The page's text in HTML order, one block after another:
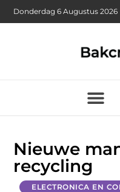
Donderdag 6 Augustus 2026
Nieuwe
recycling
ELECTRONICA EN